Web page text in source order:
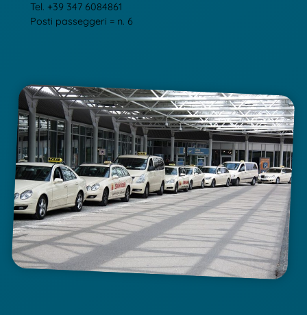
Tel. +39 347 6084861
Posti passeggeri = n. 6